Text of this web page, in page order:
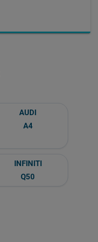
AUDI
A4
INFINITI
Q50